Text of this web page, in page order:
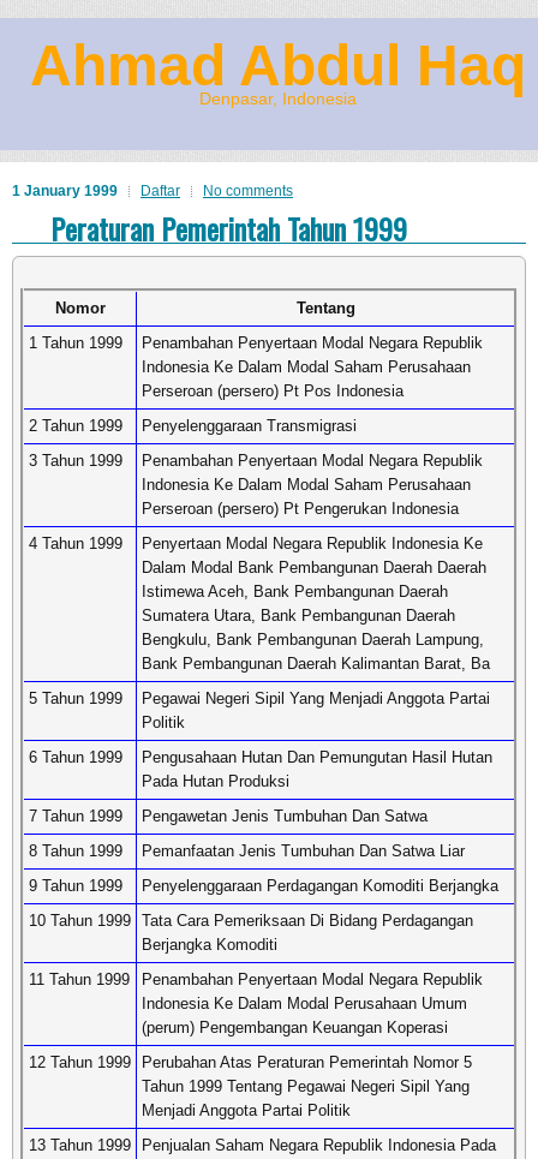
Ahmad Abdul Haq
Denpasar, Indonesia
1 January 1999 Daftar No comments
Peraturan Pemerintah Tahun 1999
Nomor
Tentang
1 Tahun 1999
Penambahan Penyertaan Modal Negara Republik
Indonesia Ke Dalam Modal Saham Perusahaan
Perseroan (persero) Pt Pos Indonesia
2 Tahun 1999
Penyelenggaraan Transmigrasi
3 Tahun 1999
Penambahan Penyertaan Modal Negara Republik
Indonesia Ke Dalam Modal Saham Perusahaan
Perseroan (persero) Pt Pengerukan Indonesia
4 Tahun 1999
Penyertaan Modal Negara Republik Indonesia Ke
Dalam Modal Bank Pembangunan Daerah Daerah
Istimewa Aceh, Bank Pembangunan Daerah
Sumatera Utara, Bank Pembangunan Daerah
Bengkulu, Bank Pembangunan Daerah Lampung,
Bank Pembangunan Daerah Kalimantan Barat, Ba
5 Tahun 1999
Pegawai Negeri Sipil Yang Menjadi Anggota Partai
Politik
6 Tahun 1999
Pengusahaan Hutan Dan Pemungutan Hasil Hutan
Pada Hutan Produksi
7 Tahun 1999
Pengawetan Jenis Tumbuhan Dan Satwa
8 Tahun 1999
Pemanfaatan Jenis Tumbuhan Dan Satwa Liar
9 Tahun 1999
Penyelenggaraan Perdagangan Komoditi Berjangka
10 Tahun 1999 Tata Cara Pemeriksaan Di Bidang Perdagangan
Berjangka Komoditi
11 Tahun 1999
Penambahan Penyertaan Modal Negara Republik
Indonesia Ke Dalam Modal Perusahaan Umum
(perum) Pengembangan Keuangan Koperasi
12 Tahun 1999
Perubahan Atas Peraturan Pemerintah Nomor 5
Tahun 1999 Tentang Pegawai Negeri Sipil Yang
Menjadi Anggota Partai Politik
13 Tahun 1999
Penjualan Saham Negara Republik Indonesia Pada